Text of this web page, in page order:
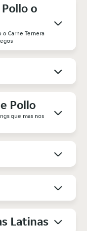
o
o Carne Ternera
Pollo
que mas nos
Latinas